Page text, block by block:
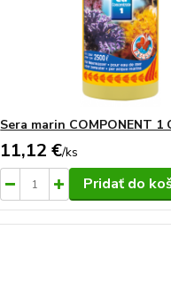
Sera marin COMPONENT 1
11,12 €/ks
Pridať do